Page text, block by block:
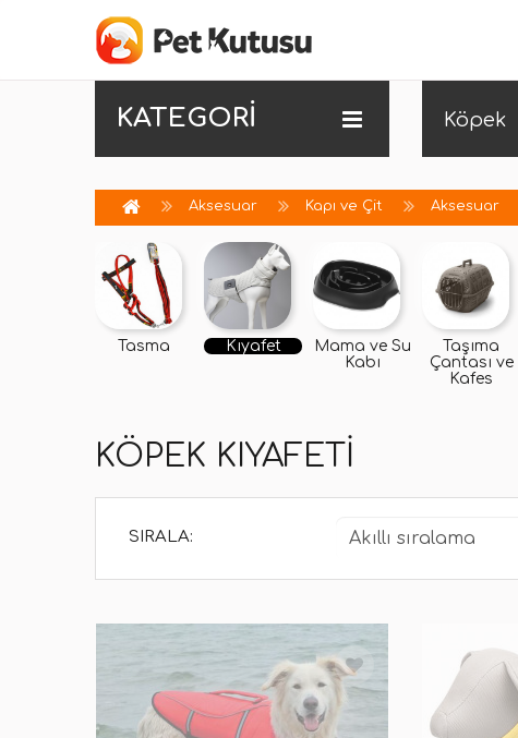
KATEGORİ Köpek
Aksesuar Kapı ve Çit Aksesuar
Tasma Kıyafet
Mama ve Su
Kabı
Taşıma
Çantası ve
Kafes
KÖPEK KIYAFETI
SIRALA: